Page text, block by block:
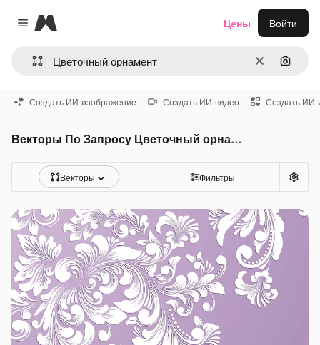
Close menu
Magnific
ОчиститьПоиск
Цены Войти
Создать ИИ-изображение Создать ИИ-видео Создать ИИ-
Векторы По Запросу Цветочный орнамент
Векторы Фильтры